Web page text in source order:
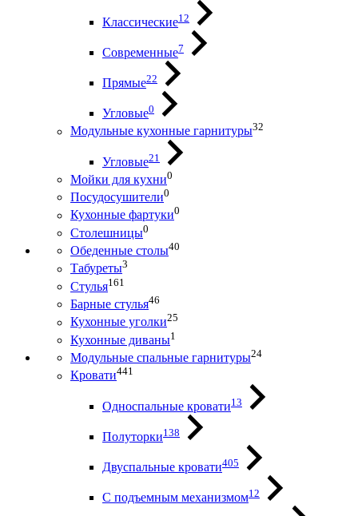
Классические12
Современные7
Прямые22
Угловые0
Модульные кухонные гарнитуры32
Угловые21
Мойки для кухни0
Посудосушители0
Кухонные фартуки0
Столешницы0
Обеденные столы40
Табуреты3
Стулья161
Барные стулья46
Кухонные уголки25
Кухонные диваны1
Модульные спальные гарнитуры24
Кровати441
Односпальные кровати13
Полуторки138
Двуспальные кровати405
С подъемным механизмом12